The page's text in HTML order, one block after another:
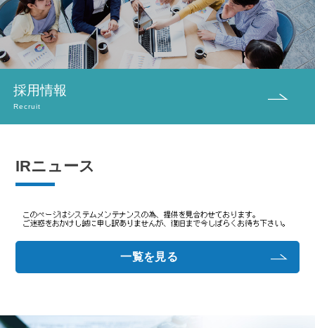
採用情報
Recruit
IRニュース
一覧を見る